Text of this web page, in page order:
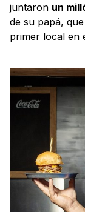
juntaron un
de su papá,
primer local en